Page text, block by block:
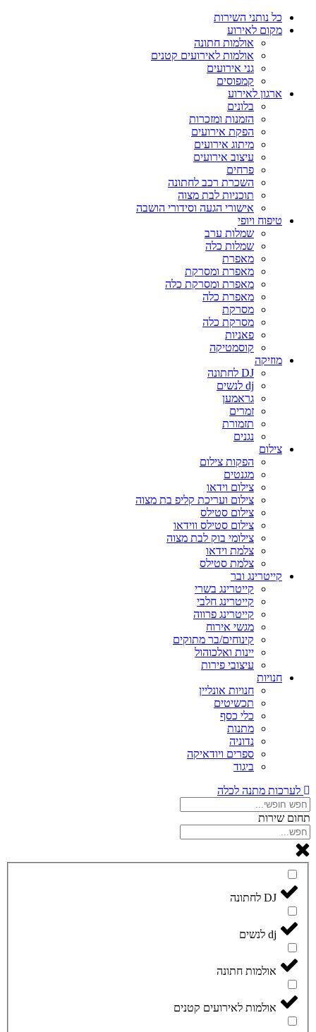
כל נותני השירות
מקום לאירוע
אולמות חתונה
אולמות לאירועים קטנים
גני אירועים
קמפוסים
ארגון לאירוע
בלונים
הזמנות ומזכרות
הפקת אירועים
מיתוג אירועים
עיצוב אירועים
פרחים
השכרת רכב לחתונה
תוכניות לבת מצוה
אישורי הגעה וסידורי הושבה
טיפוח ויופי
שמלות ערב
שמלות כלה
מאפרת
מאפרת ומסרקת
מאפרת ומסרקת כלה
מאפרת כלה
מסרקת
מסרקת כלה
פאניות
קוסמטיקה
מוזיקה
DJ לחתונה
dj לנשים
גראמען
זמרים
תזמורת
נגנים
צילום
הפקות צילום
מגנטים
צילום וידאו
צילום ועריכת קליפ בת מצוה
צילום סטילס
צילום סטילס ווידאו
צילומי בוק לבת מצוה
צלמת וידאו
צלמת סטילס
קייטרינג ובר
קייטרינג בשרי
קייטרינג חלבי
קייטרינג פרווה
מגשי אירוח
קינוחים/בר מתוקים
יינות ואלכוהול
עיצובי פירות
חנויות
חנויות אונליין
תכשיטים
כלי כסף
מתנות
נדוניה
ספרים ויודאיקה
ביגוד
לערכות מתנה לכלה
תחום שירות
DJ לחתונה
dj לנשים
אולמות חתונה
אולמות לאירועים קטנים